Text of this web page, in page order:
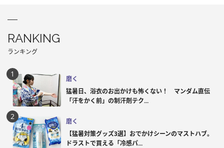
RANKING
ランキング
磨く
猛暑日、浴衣のお出かけも怖くない！ マンダム直伝
「汗をかく前」の制汗剤テク...
磨く
【猛暑対策グッズ3選】おでかけシーンのマストハブ。
ドラストで買える「冷感パ...